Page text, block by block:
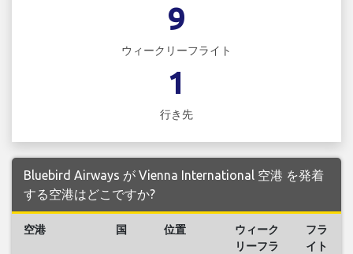
9
ウィークリーフライト
1
行き先
Bluebird Airways が Vienna International 空港 を発着
する空港はどこですか?
空港 国 位置
ウィーク
リーフラ
フラ
イト